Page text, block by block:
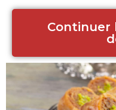
Continuer